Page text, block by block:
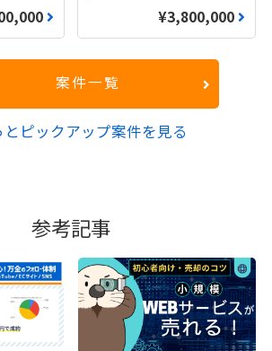
¥3,800,000
案件一覧
とピックアップ案件を見る
参考記事